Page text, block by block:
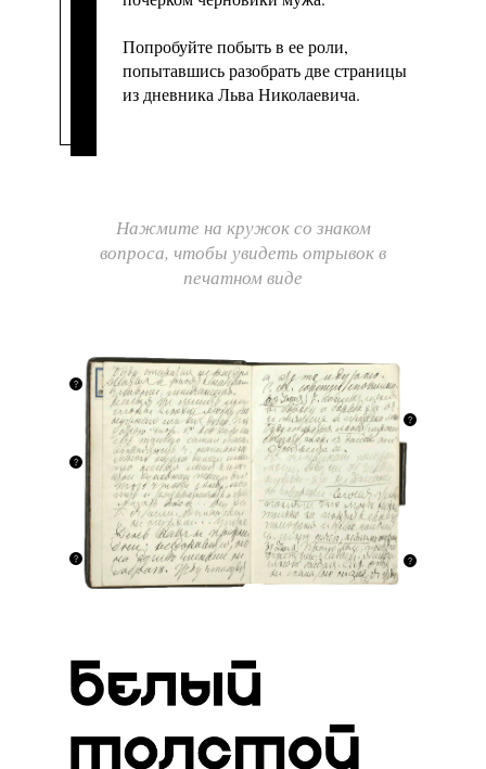
Попробуйте побыть в ее роли,
попытавшись разобрать две страницы
из дневника Льва Николаевича.
Нажмите на кружок со знаком
вопроса, чтобы увидеть отрывок в
печатном виде